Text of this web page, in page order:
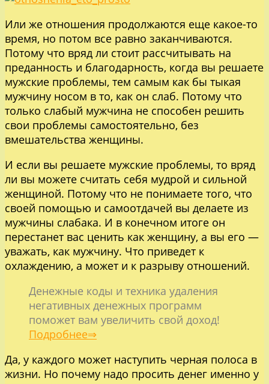
Или же отношения продолжаются еще какое-то
время, но потом все равно заканчиваются.
Потому что вряд ли стоит рассчитывать на
преданность и благодарность, когда вы решаете
мужские проблемы, тем самым как бы тыкая
мужчину носом в то, как он слаб. Потому что
только слабый мужчина не способен решить
свои проблемы самостоятельно, без
вмешательства женщины.
И если вы решаете мужские проблемы, то вряд
ли вы можете считать себя мудрой и сильной
женщиной. Потому что не понимаете того, что
своей помощью и самоотдачей вы делаете из
мужчины слабака. И в конечном итоге он
перестанет вас ценить как женщину, а вы его —
уважать, как мужчину. Что приведет к
охлаждению, а может и к разрыву отношений.
Денежные коды и техника удаления
негативных денежных программ
поможет вам увеличить свой доход!
Подробнее⇒
Да, у каждого может наступить черная полоса в
жизни. Но почему надо просить денег именно у